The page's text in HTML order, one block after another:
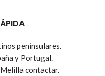
peninsulares.
y Portugal.
contactar.